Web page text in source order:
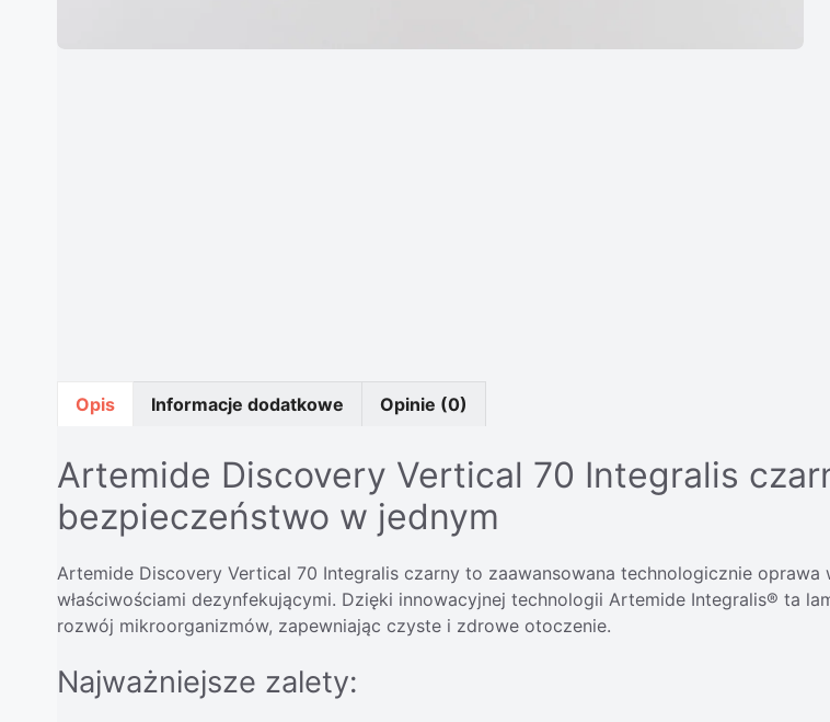
Opis Informacje dodatkowe Opinie (0)
Artemide Discovery Vertical 70 Integralis
bezpieczeństwo w jednym
Artemide Discovery Vertical 70 Integralis czarny to zaawansowana technologicznie
właściwościami dezynfekującymi. Dzięki innowacyjnej technologii Artemide Integralis® ta
rozwój mikroorganizmów, zapewniając czyste i zdrowe otoczenie.
Najważniejsze zalety: